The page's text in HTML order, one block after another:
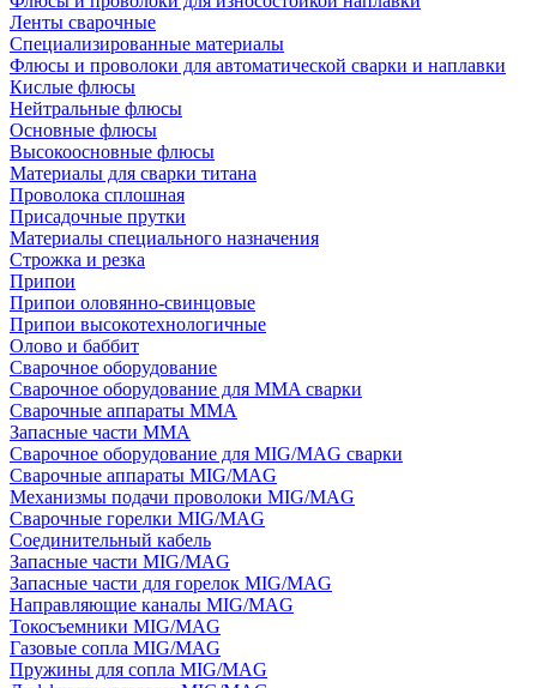
Ленты сварочные
Специализированные материалы
Флюсы и проволоки для автоматической сварки и наплавки
Кислые флюсы
Нейтральные флюсы
Основные флюсы
Высокоосновные флюсы
Материалы для сварки титана
Проволока сплошная
Присадочные прутки
Материалы специального назначения
Строжка и резка
Припои
Припои оловянно-свинцовые
Припои высокотехнологичные
Олово и баббит
Сварочное оборудование
Сварочное оборудование для MMA сварки
Сварочные аппараты MMA
Запасные части MMA
Сварочное оборудование для MIG/MAG сварки
Сварочные аппараты MIG/MAG
Механизмы подачи проволоки MIG/MAG
Сварочные горелки MIG/MAG
Соединительный кабель
Запасные части MIG/MAG
Запасные части для горелок MIG/MAG
Направляющие каналы MIG/MAG
Токосъемники MIG/MAG
Газовые сопла MIG/MAG
Пружины для сопла MIG/MAG